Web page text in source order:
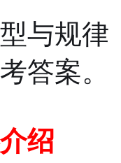
与规律
答案。
绍